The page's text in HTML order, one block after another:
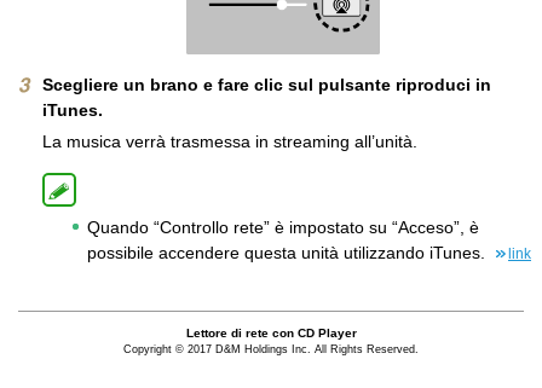
Scegliere un brano e fare clic sul pulsante riproduci in
iTunes.
La musica verrà trasmessa in streaming all’unità.
Quando “Controllo rete” è impostato su “Acceso”, è
possibile accendere questa unità utilizzando iTunes.
link
Lettore di rete con CD Player
Copyright © 2017 D&M Holdings Inc. All Rights Reserved.